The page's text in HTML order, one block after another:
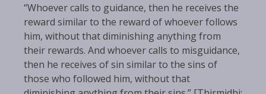
“Whoever calls to guidance, then he receives the
reward similar to the reward of whoever follows
him, without that diminishing anything from
their rewards. And whoever calls to misguidance,
then he receives of sin similar to the sins of
those who followed him, without that